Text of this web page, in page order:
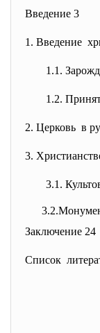
Введение 3
1. Введение
1.1.
1.2.
2. Церковь в
3.
3.1.
Заключение 24
Список